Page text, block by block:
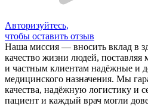
Авторизуйтесь,
чтобы оставить отзыв
Наша миссия — вносить вклад в
качество жизни людей,
и частным клиентам надёжные и
медицинского назначения. Мы
качества, надёжную логистику и
пациент и каждый врач могли